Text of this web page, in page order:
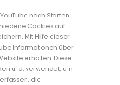
nach Starten
Cookies auf
Mit Hilfe dieser
Informationen über
erhalten. Diese
u. a. verwendet, um
die